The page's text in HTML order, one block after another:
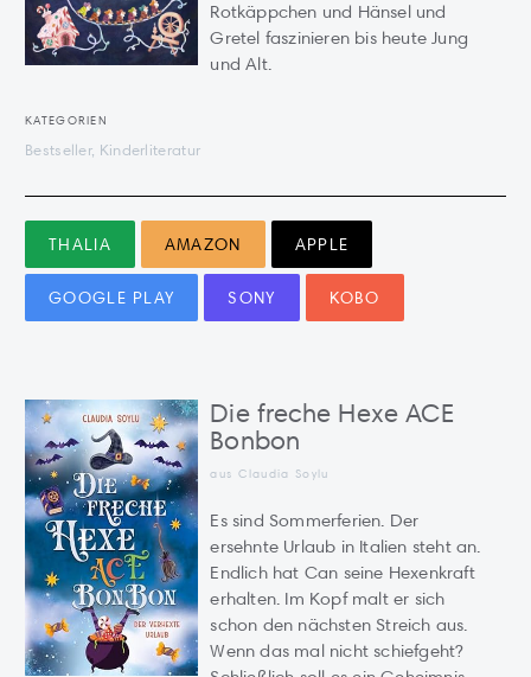
Rotkäppchen und Hänsel und
Gretel faszinieren bis heute Jung
und Alt.
KATEGORIEN
Bestseller, Kinderliteratur
THALIA AMAZON APPLE
GOOGLE PLAY SONY KOBO
Die freche Hexe ACE
Bonbon
aus Claudia Soylu
Es sind Sommerferien. Der
ersehnte Urlaub in Italien steht an.
Endlich hat Can seine Hexenkraft
erhalten. Im Kopf malt er sich
schon den nächsten Streich aus.
Wenn das mal nicht schiefgeht?